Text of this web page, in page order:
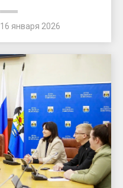
16 января 2026